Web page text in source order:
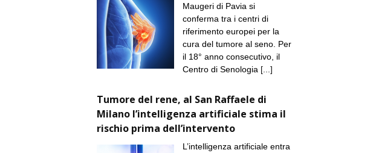
Maugeri di Pavia si
conferma tra i centri di
riferimento europei per la
cura del tumore al seno. Per
il 18° anno consecutivo, il
Centro di Senologia [...]
Tumore del rene, al San Raffaele di
Milano l’intelligenza artificiale stima il
rischio prima dell’intervento
L’intelligenza artificiale entra